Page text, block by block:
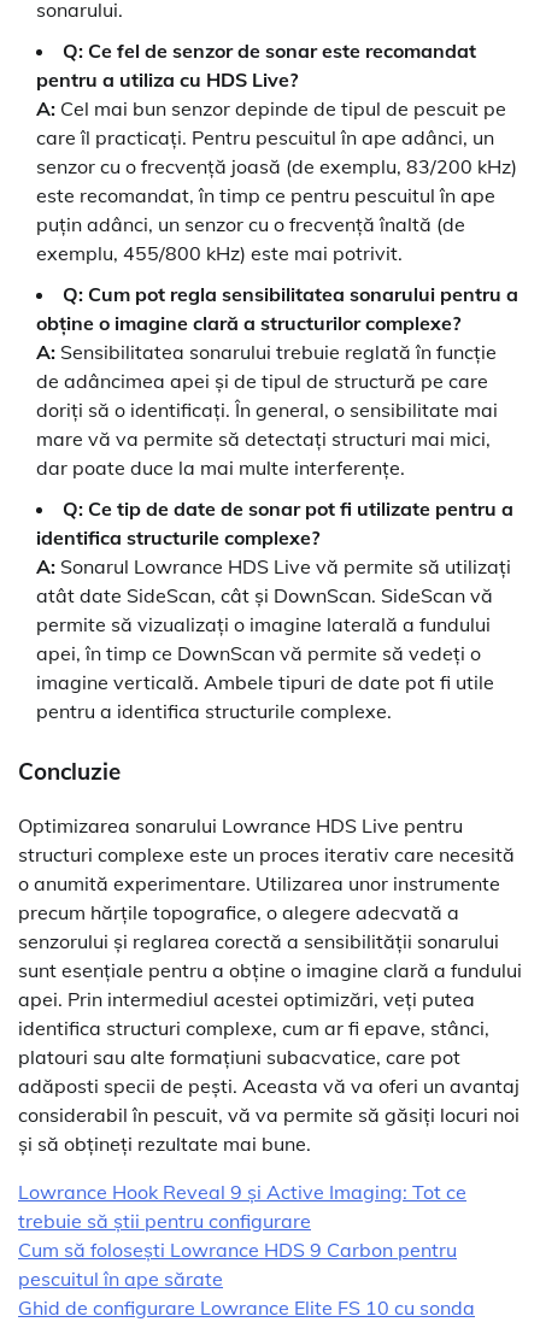
sonarului.
Q: Ce fel de senzor de sonar este recomandat
pentru a utiliza cu HDS Live?
A: Cel mai bun senzor depinde de tipul de pescuit pe
care îl practicați. Pentru pescuitul în ape adânci, un
senzor cu o frecvență joasă (de exemplu, 83/200 kHz)
este recomandat, în timp ce pentru pescuitul în ape
puțin adânci, un senzor cu o frecvență înaltă (de
exemplu, 455/800 kHz) este mai potrivit.
Q: Cum pot regla sensibilitatea sonarului pentru a
obține o imagine clară a structurilor complexe?
A: Sensibilitatea sonarului trebuie reglată în funcție
de adâncimea apei și de tipul de structură pe care
doriți să o identificați. În general, o sensibilitate mai
mare vă va permite să detectați structuri mai mici,
dar poate duce la mai multe interferențe.
Q: Ce tip de date de sonar pot fi utilizate pentru a
identifica structurile complexe?
A: Sonarul Lowrance HDS Live vă permite să utilizați
atât date SideScan, cât și DownScan. SideScan vă
permite să vizualizați o imagine laterală a fundului
apei, în timp ce DownScan vă permite să vedeți o
imagine verticală. Ambele tipuri de date pot fi utile
pentru a identifica structurile complexe.
Concluzie
Optimizarea sonarului Lowrance HDS Live pentru
structuri complexe este un proces iterativ care necesită
o anumită experimentare. Utilizarea unor instrumente
precum hărțile topografice, o alegere adecvată a
senzorului și reglarea corectă a sensibilității sonarului
sunt esențiale pentru a obține o imagine clară a fundului
apei. Prin intermediul acestei optimizări, veți putea
identifica structuri complexe, cum ar fi epave, stânci,
platouri sau alte formațiuni subacvatice, care pot
adăposti specii de pești. Aceasta vă va oferi un avantaj
considerabil în pescuit, vă va permite să găsiți locuri noi
și să obțineți rezultate mai bune.
Lowrance Hook Reveal 9 și Active Imaging: Tot ce
trebuie să știi pentru configurare
Cum să folosești Lowrance HDS 9 Carbon pentru
pescuitul în ape sărate
Ghid de configurare Lowrance Elite FS 10 cu sonda